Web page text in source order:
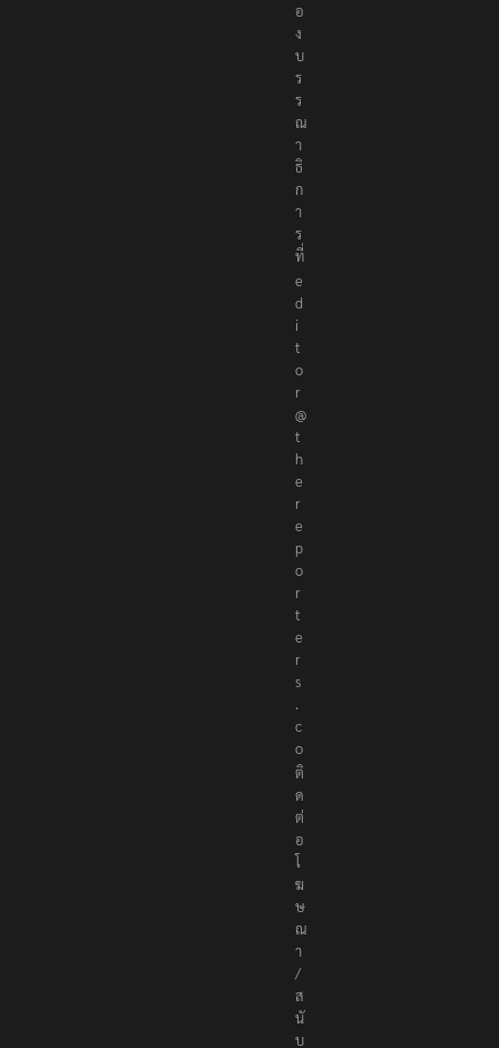
อ
ง
บ
ร
ร
ณ
า
ธิ
ก
า
ร
ที่
e
d
i
t
o
r
@
t
h
e
r
e
p
o
r
t
e
r
s
.
c
o
ติ
ด
ต่
อ
โ
ฆ
ษ
ณ
า
/
ส
นั
บ